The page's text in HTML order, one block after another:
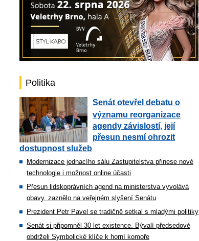
Politika
Senát otevřel debatu o
významu reorganizace
agendy závislostí, její
přesun nesmí ohrozit
dostupnost služeb
Modernizace jednacího sálu Zastupitelstva přinese nové
technologie i možnost online účasti
Přesun lidskoprávních agend na ministerstva vyvolává
obavy, zaznělo na veřejném slyšení Senátu
Prezident Petr Pavel se tradičně setkal s mladými politiky
Senát si připomněl 30 let existence. Bývalí předsedové
obdrželi Symbolické klíče k horní komoře